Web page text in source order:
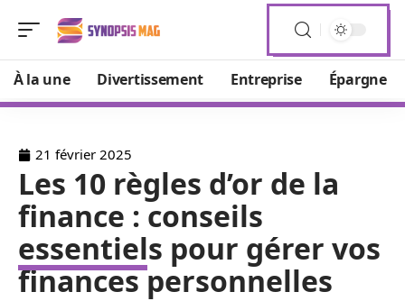
À la une Divertissement Entreprise Épargne
21 février 2025
Les 10 règles d’or de la
finance : conseils
essentiels pour gérer vos
finances personnelles